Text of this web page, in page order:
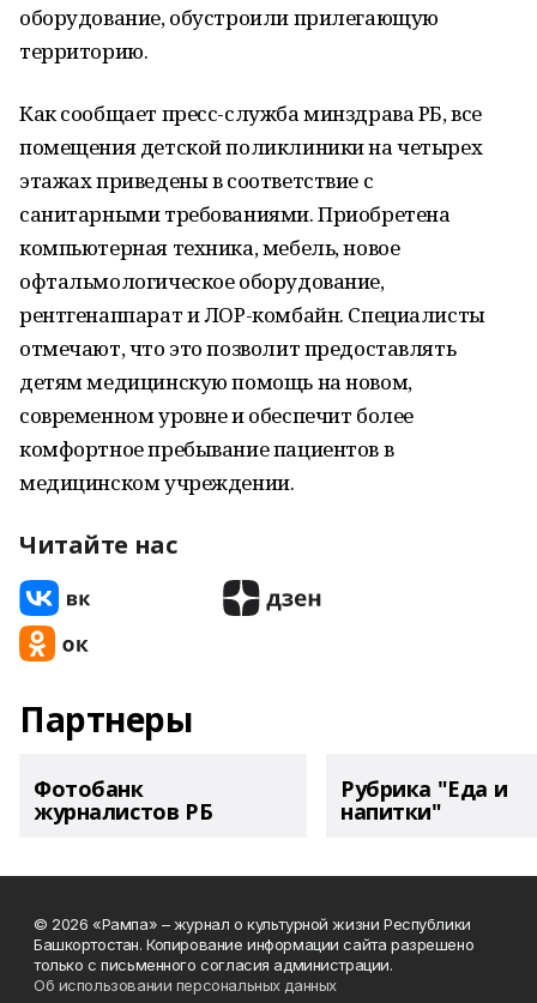
оборудование, обустроили прилегающую
территорию.
Как сообщает пресс-служба минздрава РБ, все
помещения детской поликлиники на четырех
этажах приведены в соответствие с
санитарными требованиями. Приобретена
компьютерная техника, мебель, новое
офтальмологическое оборудование,
рентгенаппарат и ЛОР-комбайн. Специалисты
отмечают, что это позволит предоставлять
детям медицинскую помощь на новом,
современном уровне и обеспечит более
комфортное пребывание пациентов в
медицинском учреждении.
Читайте нас
Партнеры
Фотобанк
журналистов РБ
Рубрика "Еда и
напитки"
© 2026 «Рампа» – журнал о культурной жизни Республики
Башкортостан. Копирование информации сайта разрешено
только с письменного согласия администрации.
Об использовании персональных данных